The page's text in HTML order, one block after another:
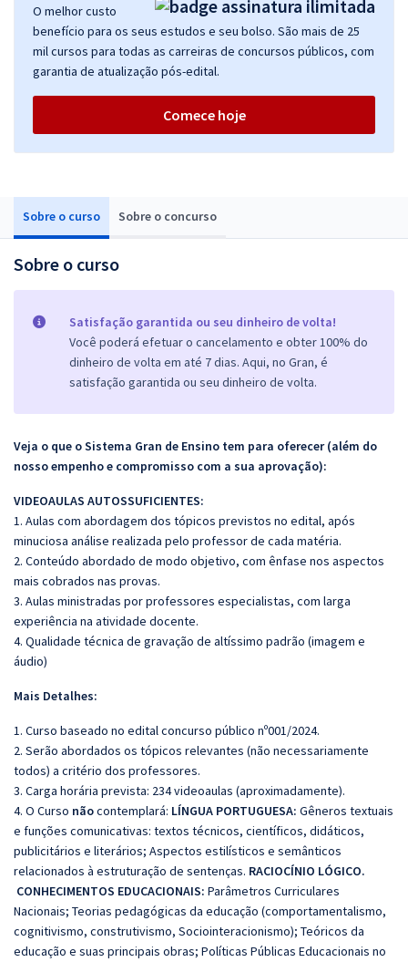
Sobre o curso Sobre o concurso
Sobre o curso
Satisfação garantida ou seu dinheiro de volta!
Você poderá efetuar o cancelamento e obter 100% do
dinheiro de volta em até 7 dias. Aqui, no Gran, é
satisfação garantida ou seu dinheiro de volta.
Veja o que o Sistema Gran de Ensino tem para oferecer (além do
nosso empenho e compromisso com a sua aprovação):
VIDEOAULAS AUTOSSUFICIENTES:
1. Aulas com abordagem dos tópicos previstos no edital, após
minuciosa análise realizada pelo professor de cada matéria.
2. Conteúdo abordado de modo objetivo, com ênfase nos aspectos
mais cobrados nas provas.
3. Aulas ministradas por professores especialistas, com larga
experiência na atividade docente.
4. Qualidade técnica de gravação de altíssimo padrão (imagem e
áudio)
Mais Detalhes:
1. Curso baseado no edital concurso público nº001/2024.
2. Serão abordados os tópicos relevantes (não necessariamente
todos) a critério dos professores.
3. Carga horária prevista: 234 videoaulas (aproximadamente).
4. O Curso nãocontemplará: LÍNGUA PORTUGUESA: Gêneros textuais
e funções comunicativas: textos técnicos, científicos, didáticos,
publicitários e literários; Aspectos estilísticos e semânticos
relacionados à estruturação de sentenças. RACIOCÍNIO LÓGICO.
CONHECIMENTOS EDUCACIONAIS: Parâmetros Curriculares
Nacionais; Teorias pedagógicas da educação (comportamentalismo,
cognitivismo, construtivismo, Sociointeracionismo); Teóricos da
educação e suas principais obras; Políticas Públicas Educacionais no
O melhor custo
benefício para os seus estudos e seu bolso. São mais de 25
mil cursos para todas as carreiras de concursos públicos, com
garantia de atualização pós-edital.
Comece hoje